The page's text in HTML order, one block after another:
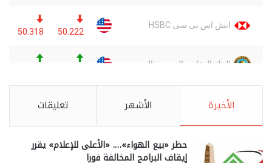
الأخيرة الأشهر تعليقات
حظر «بيع الهواء»…. «الأعلى للإعلام» يقرر
إيقاف البرامج المخالفة فورا